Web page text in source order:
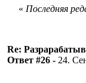
« Последняя
Re:
Ответ #26 - 24.